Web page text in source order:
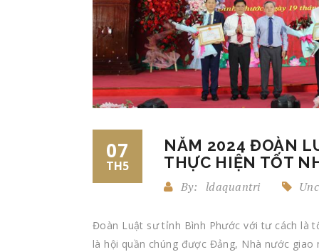
07
TH5
NĂM 2024 ĐOÀN
THỰC HIỆN TỐT
By: ldaquantri
Đoàn Luật sư tỉnh Bình Phước với tư cách là
là hội quần chúng được Đảng, Nhà nước